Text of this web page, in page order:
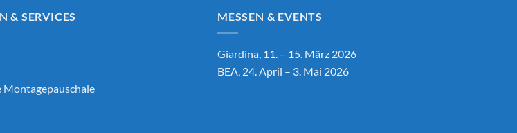
& SERVICES MESSEN & EVENTS
Giardina, 11. – 15. März 2026
BEA, 24. April – 3. Mai 2026